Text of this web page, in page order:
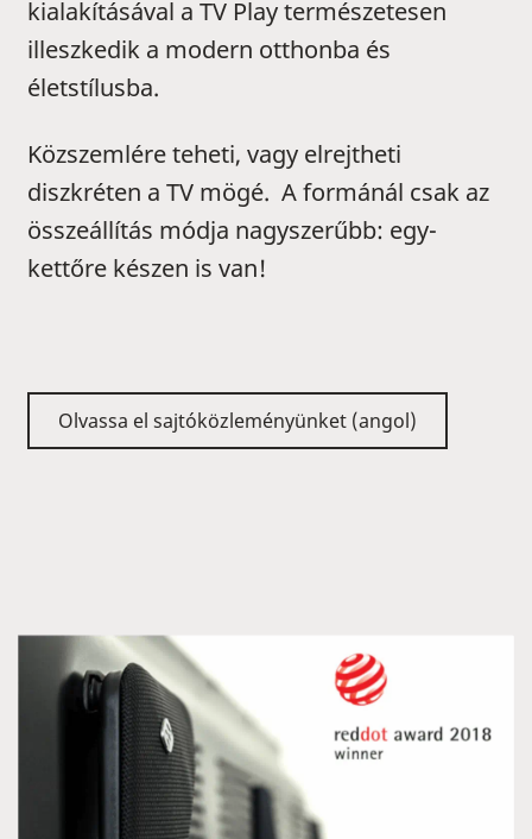
kialakításával a TV Play természetesen
illeszkedik a modern otthonba és
életstílusba.
Közszemlére teheti, vagy elrejtheti
diszkréten a TV mögé. A formánál csak az
összeállítás módja nagyszerűbb: egy-
kettőre készen is van!
Olvassa el sajtóközleményünket (angol)